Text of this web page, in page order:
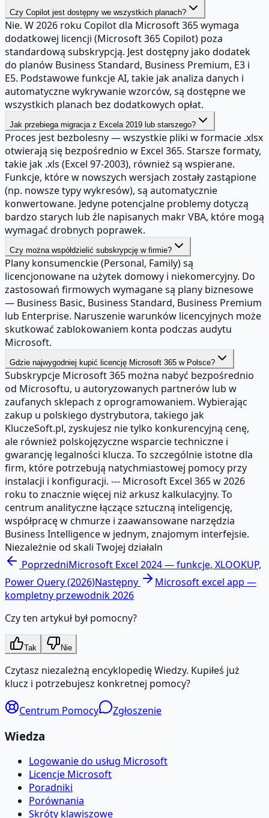
Czy Copilot jest dostępny we wszystkich planach?
Nie. W 2026 roku Copilot dla Microsoft 365 wymaga
dodatkowej licencji (Microsoft 365 Copilot) poza
standardową subskrypcją. Jest dostępny jako dodatek
do planów Business Standard, Business Premium, E3 i
E5. Podstawowe funkcje AI, takie jak analiza danych i
automatyczne wykrywanie wzorców, są dostępne we
wszystkich planach bez dodatkowych opłat.
Jak przebiega migracja z Excela 2019 lub starszego?
Proces jest bezbolesny — wszystkie pliki w formacie .xlsx
otwierają się bezpośrednio w Excel 365. Starsze formaty,
takie jak .xls (Excel 97-2003), również są wspierane.
Funkcje, które w nowszych wersjach zostały zastąpione
(np. nowsze typy wykresów), są automatycznie
konwertowane. Jedyne potencjalne problemy dotyczą
bardzo starych lub źle napisanych makr VBA, które mogą
wymagać drobnych poprawek.
Czy można współdzielić subskrypcję w firmie?
Plany konsumenckie (Personal, Family) są
licencjonowane na użytek domowy i niekomercyjny. Do
zastosowań firmowych wymagane są plany biznesowe
— Business Basic, Business Standard, Business Premium
lub Enterprise. Naruszenie warunków licencyjnych może
skutkować zablokowaniem konta podczas audytu
Microsoft.
Gdzie najwygodniej kupić licencję Microsoft 365 w Polsce?
Subskrypcje Microsoft 365 można nabyć bezpośrednio
od Microsoftu, u autoryzowanych partnerów lub w
zaufanych sklepach z oprogramowaniem. Wybierając
zakup u polskiego dystrybutora, takiego jak
KluczeSoft.pl, zyskujesz nie tylko konkurencyjną cenę,
ale również polskojęzyczne wsparcie techniczne i
gwarancję legalności klucza. To szczególnie istotne dla
firm, które potrzebują natychmiastowej pomocy przy
instalacji i konfiguracji. --- Microsoft Excel 365 w 2026
roku to znacznie więcej niż arkusz kalkulacyjny. To
centrum analityczne łączące sztuczną inteligencję,
współpracę w chmurze i zaawansowane narzędzia
Business Intelligence w jednym, znajomym interfejsie.
Niezależnie od skali Twojej działaln
PoprzedniMicrosoft Excel 2024 — funkcje, XLOOKUP,
Power Query (2026)Następny
Microsoft excel app —
kompletny przewodnik 2026
Czy ten artykuł był pomocny?
Tak Nie
Czytasz niezależną encyklopedię Wiedzy. Kupiłeś już
klucz i potrzebujesz konkretnej pomocy?
Centrum Pomocy Zgłoszenie
Wiedza
Logowanie do usług Microsoft
Licencje Microsoft
Poradniki
Porównania
Skróty klawiszowe